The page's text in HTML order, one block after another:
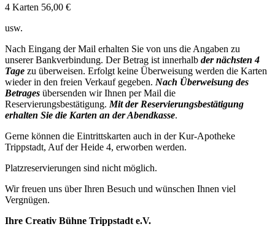
4 Karten 56,00 €
usw.
Nach Eingang der Mail erhalten Sie von uns die Angaben zu
unserer Bankverbindung. Der Betrag ist innerhalb der nächsten 4
Tage zu überweisen. Erfolgt keine Überweisung werden die Karten
wieder in den freien Verkauf gegeben. Nach Überweisung des
Betrages übersenden wir Ihnen per Mail die
Reservierungsbestätigung.Mit der Reservierungsbestätigung
erhalten Sie die Karten an der Abendkasse.
Gerne können die Eintrittskarten auch in der Kur-Apotheke
Trippstadt, Auf der Heide 4, erworben werden.
Platzreservierungen sind nicht möglich.
Wir freuen uns über Ihren Besuch und wünschen Ihnen viel
Vergnügen.
Ihre Creativ Bühne Trippstadt e.V.